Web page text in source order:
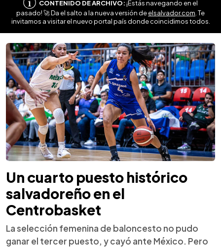
CONTENIDO DE ARCHIVO:¡Estás navegando en el
pasado! 🚀 Da el salto a la nueva versión deelsalvador.com . Te
invitamos a visitar el nuevo portal país donde coincidimos todos.
Un cuarto puesto histórico
salvadoreño en el
Centrobasket
La selección femenina de baloncesto no pudo
ganar el tercer puesto, y cayó ante México. Pero